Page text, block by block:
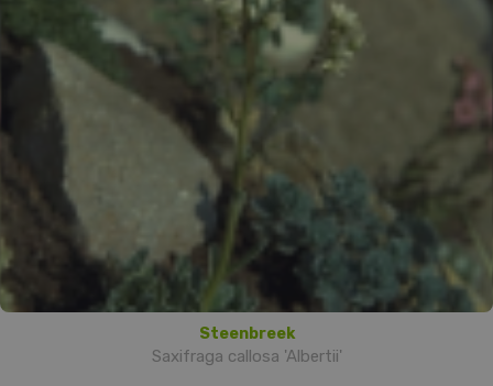
Steenbreek
Saxifraga callosa 'Albertii'